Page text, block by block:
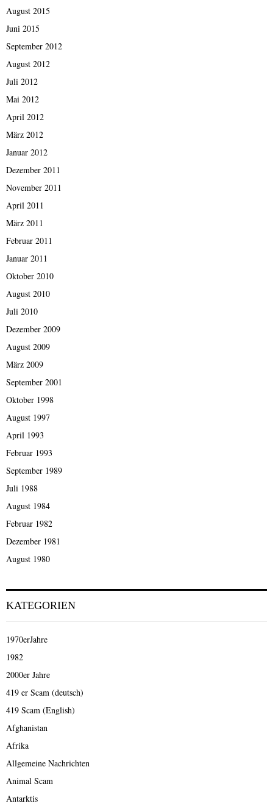
August 2015
Juni 2015
September 2012
August 2012
Juli 2012
Mai 2012
April 2012
März 2012
Januar 2012
Dezember 2011
November 2011
April 2011
März 2011
Februar 2011
Januar 2011
Oktober 2010
August 2010
Juli 2010
Dezember 2009
August 2009
März 2009
September 2001
Oktober 1998
August 1997
April 1993
Februar 1993
September 1989
Juli 1988
August 1984
Februar 1982
Dezember 1981
August 1980
KATEGORIEN
1970erJahre
1982
2000er Jahre
419 er Scam (deutsch)
419 Scam (English)
Afghanistan
Afrika
Allgemeine Nachrichten
Animal Scam
Antarktis